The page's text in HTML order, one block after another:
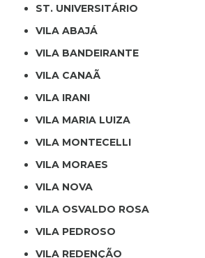
ST. UNIVERSITÁRIO
VILA ABAJÁ
VILA BANDEIRANTE
VILA CANAÃ
VILA IRANI
VILA MARIA LUIZA
VILA MONTECELLI
VILA MORAES
VILA NOVA
VILA OSVALDO ROSA
VILA PEDROSO
VILA REDENÇÃO